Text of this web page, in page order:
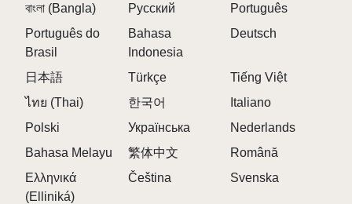
もちろん！感染した音楽を保存して、みんなにシ
ェアできるよ。
どんなシステムが必要？
普通のウェブブラウザと音が出れば、ほとんどの
デバイスで動くよ。
বাংলা (Bangla)
Русский
Português
Português do
Brasil
Bahasa
Indonesia
Deutsch
日本語 Türkçe
Tiếng Việt
ไทย (Thai)
한국어
Italiano
Polski
Українська
Nederlands
Bahasa Melayu
繁体中文
Română
Ελληνικά
(Elliniká)
Čeština Svenska